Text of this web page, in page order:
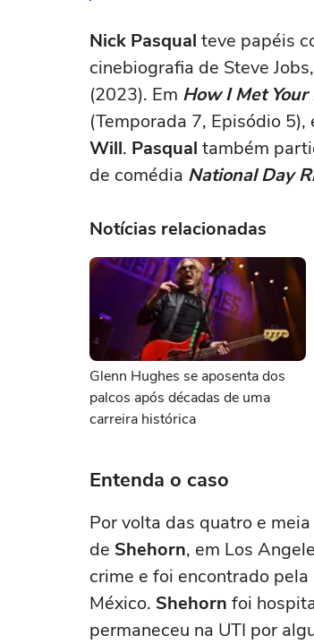
Nick Pasqual teve papéis
cinebiografia de Steve Jobs,
(2023). Em How I Met Your
(Temporada 7, Episódio
Will. Pasqual também
de comédia National Day
Notícias relacionadas
Glenn Hughes se aposenta dos
palcos após décadas de uma
carreira histórica
Entenda o caso
Por volta das quatro e
de Shehorn, em Los
crime e foi encontrado
México. Shehorn foi
permaneceu na UTI por